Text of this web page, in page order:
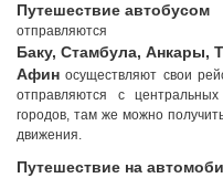
Путешествие автобусом
Баку, Стамбула, Анкары,
Афин осуществляют свои
отправляются с
городов, там же можно
движения.
Путешествие на